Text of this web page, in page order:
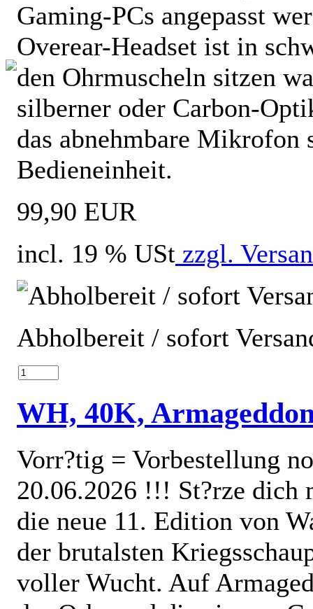
Gaming-PCs angepasst
Overear-Headset ist in
den Ohrmuscheln sitzen
silberner oder Carbon-
das abnehmbare
Bedieneinheit.
99,90 EUR
incl. 19 % USt zzgl.
Abholbereit / sofort
WH, 40K,
Vorr?tig = Vorbestellung
20.06.2026 !!! St?rze dich
die neue 11. Edition von
der brutalsten
voller Wucht. Auf